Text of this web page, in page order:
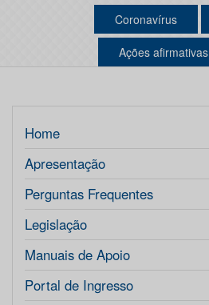
Coronavírus
Ações afirmativas
Home
Apresentação
Perguntas Frequentes
Legislação
Manuais de Apoio
Portal de Ingresso